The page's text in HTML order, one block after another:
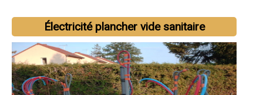
Électricité plancher vide sanitaire